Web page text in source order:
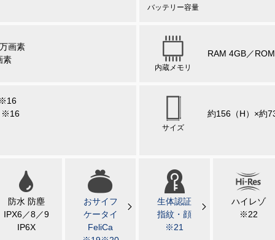
バッテリー容量
画素
素
内蔵メモリ
RAM 4GB／
※16
サイズ
約156（H）×約
防水 防塵
IPX6／8／9
IP6X
おサイフ
ケータイ
FeliCa
生体認証
指紋・顔
※21
ハイレゾ
※22